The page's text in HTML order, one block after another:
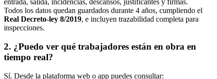
entrada, salida, incidencias, descansos, justificantes y firmas.
Todos los datos quedan guardados durante 4 años, cumpliendo el
Real Decreto-ley 8/2019, e incluyen trazabilidad completa para
inspecciones.
2. ¿Puedo ver qué trabajadores están en obra en
tiempo real?
Sí. Desde la plataforma web o app puedes consultar: